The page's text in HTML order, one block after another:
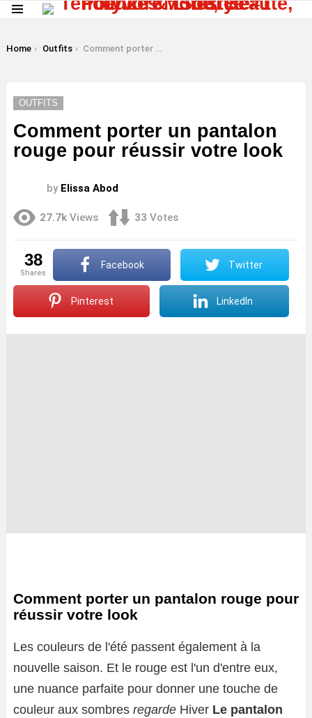
You are here:
Home Outfits Comment porter un pantalon rouge pour réussir votre look
OUTFITS
Comment porter un pantalon
rouge pour réussir votre look
by Elissa Abod
27.7k Views 33 Votes
38
shares
Facebook Twitter
Pinterest LinkedIn
Comment porter un pantalon rouge pour
réussir votre look
Les couleurs de l'été passent également à la
nouvelle saison. Et le rouge est l'un d'entre eux,
une nuance parfaite pour donner une touche de
couleur aux sombres regarde Hiver Le pantalon